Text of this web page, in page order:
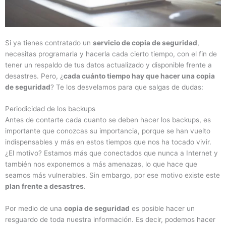
Si ya tienes contratado un servicio de copia de seguridad,
necesitas programarla y hacerla cada cierto tiempo, con el fin de
tener un respaldo de tus datos actualizado y disponible frente a
desastres. Pero, ¿cada cuánto tiempo hay que hacer una copia
de seguridad? Te los desvelamos para que salgas de dudas:
Periodicidad de los backups
Antes de contarte cada cuanto se deben hacer los backups, es
importante que conozcas su importancia, porque se han vuelto
indispensables y más en estos tiempos que nos ha tocado vivir.
¿El motivo? Estamos más que conectados que nunca a Internet y
también nos exponemos a más amenazas, lo que hace que
seamos más vulnerables. Sin embargo, por ese motivo existe este
plan frente a desastres.
Por medio de una copia de seguridad es posible hacer un
resguardo de toda nuestra información. Es decir, podemos hacer